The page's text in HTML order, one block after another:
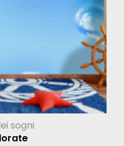
sogni